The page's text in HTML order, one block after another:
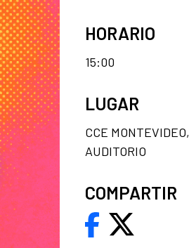
HORARIO
15:00
LUGAR
CCE MONTEVIDEO,
AUDITORIO
COMPARTIR